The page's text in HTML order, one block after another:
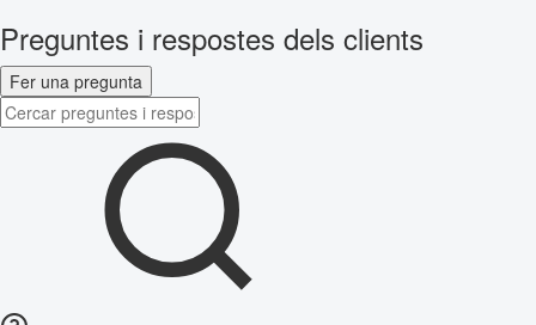
Preguntes i respostes dels clients
Fer una pregunta